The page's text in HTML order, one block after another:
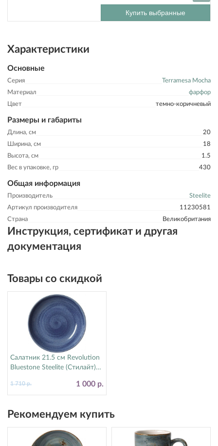
Купить выбранные
Характеристики
Основные
Серия
Terramesa Mocha
Материал
фарфор
Цвет
темно-коричневый
Размеры и габариты
Длина, см
20
Ширина, см
18
Высота, см
1.5
Вес в упаковке, гр
430
Общая информация
Производитель
Steelite
Артикул производителя
11230581
Страна
Великобритания
Инструкция, сертификат и другая
документация
Товары со скидкой
Салатник 21.5 см Revolution
Bluestone Steelite (Стилайт)
1 000 р.
1 710 р.
Рекомендуем купить